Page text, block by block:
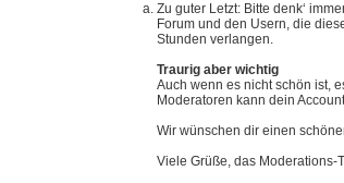
Zu guter Letzt: Bitte denk‘
Forum und den Usern, die
Stunden verlangen.
Traurig aber wichtig
Auch wenn es nicht schön ist,
Moderatoren kann dein
Wir wünschen dir einen
Viele Grüße, das Moderations-